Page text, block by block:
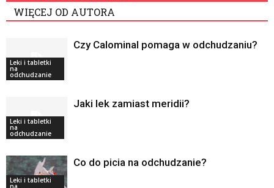
WIĘCEJ OD AUTORA
Leki i tabletki
na
odchudzanie
Czy Calominal pomaga w odchudzaniu?
Leki i tabletki
na
odchudzanie
Jaki lek zamiast meridii?
Leki i tabletki
na
Co do picia na odchudzanie?